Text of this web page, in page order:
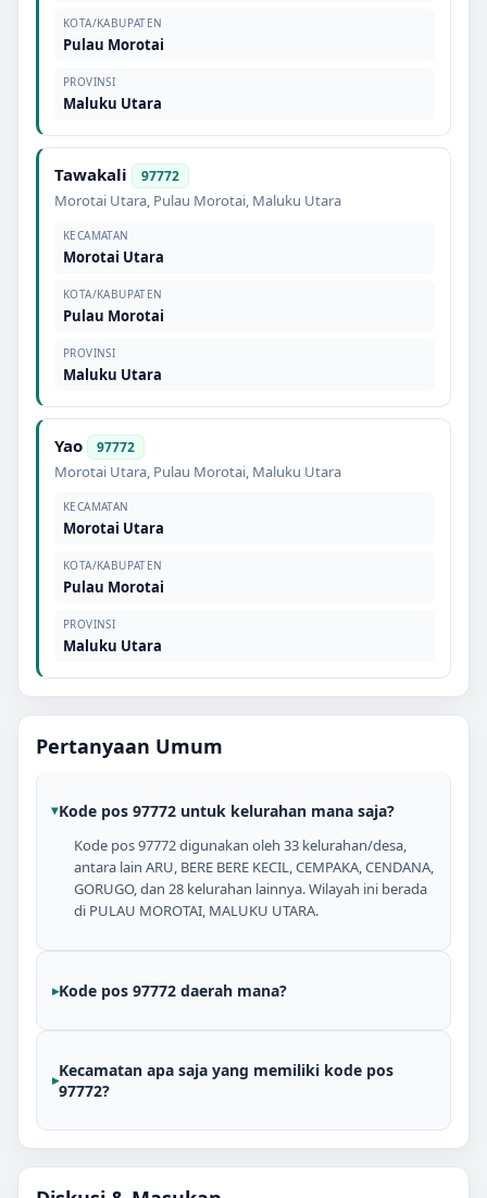
KOTA/KABUPATEN
Pulau Morotai
PROVINSI
Maluku Utara
Tawakali 97772
Morotai Utara, Pulau Morotai, Maluku Utara
KECAMATAN
Morotai Utara
KOTA/KABUPATEN
Pulau Morotai
PROVINSI
Maluku Utara
Yao 97772
Morotai Utara, Pulau Morotai, Maluku Utara
KECAMATAN
Morotai Utara
KOTA/KABUPATEN
Pulau Morotai
PROVINSI
Maluku Utara
Pertanyaan Umum
Kode pos 97772 untuk kelurahan mana saja?
Kode pos 97772 digunakan oleh 33 kelurahan/desa,
antara lain ARU, BERE BERE KECIL, CEMPAKA, CENDANA,
GORUGO, dan 28 kelurahan lainnya. Wilayah ini berada
di PULAU MOROTAI, MALUKU UTARA.
Kode pos 97772 daerah mana?
Kecamatan apa saja yang memiliki kode pos
97772?